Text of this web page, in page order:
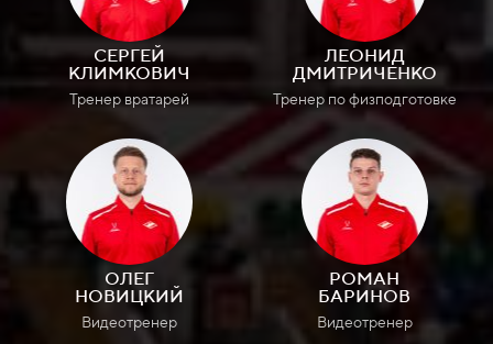
СЕРГЕЙ
КЛИМКОВИЧ
Тренер вратарей
ЛЕОНИД
ДМИТРИЧЕНКО
Тренер по физподготовке
ОЛЕГ
НОВИЦКИЙ
Видеотренер
РОМАН
БАРИНОВ
Видеотренер